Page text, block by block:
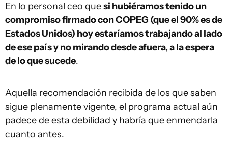
En lo personal ceo quesi hubiéramos tenido un
compromiso firmado con COPEG (que el 90% es de
Estados Unidos) hoy estaríamos trabajando al lado
de ese país y no mirando desde afuera, a la espera
de lo que sucede.
Aquella recomendación recibida de los que saben
sigue plenamente vigente, el programa actual aún
padece de esta debilidad y habría que enmendarla
cuanto antes.